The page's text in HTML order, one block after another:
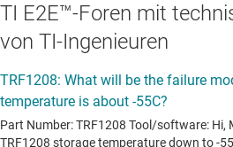
TI E2E™-Foren mit
von TI-Ingenieuren